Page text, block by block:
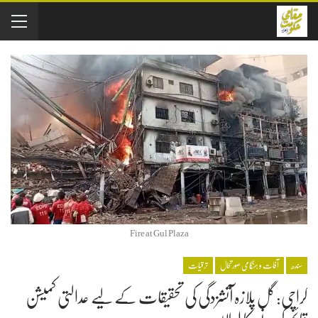
Fire at Gul Plaza
سندھ آفات و ہنگامی صورتحال ترقیات
کراچی: گل پلازہ آتشزدگی کی تحقیقات کے لیے عدالتی کمیشن